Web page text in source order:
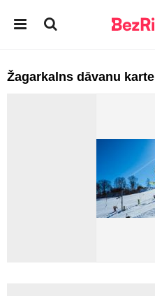
Žagarkalns dāvanu karte